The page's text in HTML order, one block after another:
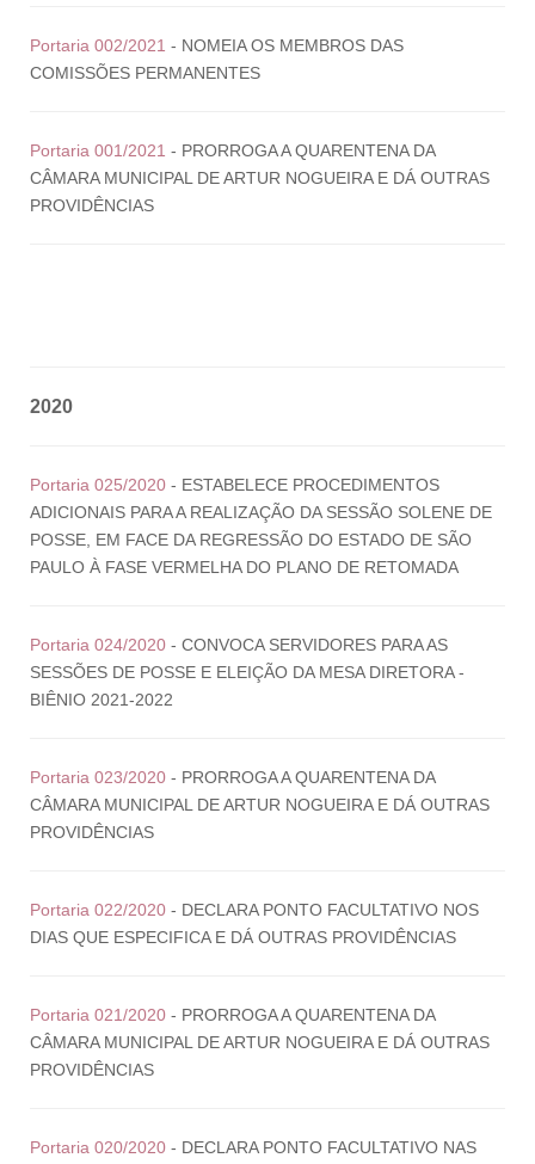
Portaria 002/2021 - NOMEIA OS MEMBROS DAS
COMISSÕES PERMANENTES
Portaria 001/2021 - PRORROGA A QUARENTENA DA
CÂMARA MUNICIPAL DE ARTUR NOGUEIRA E DÁ OUTRAS
PROVIDÊNCIAS
2020
Portaria 025/2020 - ESTABELECE PROCEDIMENTOS
ADICIONAIS PARA A REALIZAÇÃO DA SESSÃO SOLENE DE
POSSE, EM FACE DA REGRESSÃO DO ESTADO DE SÃO
PAULO À FASE VERMELHA DO PLANO DE RETOMADA
Portaria 024/2020 - CONVOCA SERVIDORES PARA AS
SESSÕES DE POSSE E ELEIÇÃO DA MESA DIRETORA -
BIÊNIO 2021-2022
Portaria 023/2020 - PRORROGA A QUARENTENA DA
CÂMARA MUNICIPAL DE ARTUR NOGUEIRA E DÁ OUTRAS
PROVIDÊNCIAS
Portaria 022/2020 - DECLARA PONTO FACULTATIVO NOS
DIAS QUE ESPECIFICA E DÁ OUTRAS PROVIDÊNCIAS
Portaria 021/2020 - PRORROGA A QUARENTENA DA
CÂMARA MUNICIPAL DE ARTUR NOGUEIRA E DÁ OUTRAS
PROVIDÊNCIAS
Portaria 020/2020 - DECLARA PONTO FACULTATIVO NAS